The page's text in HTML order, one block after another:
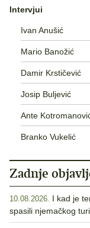
Intervjui
Ivan Anušić
Mario Banožić
Damir Krstičević
Josip Buljević
Ante
Branko Vukelić
Zadnje
10.08.2026. I kad je
spasili njemačkog